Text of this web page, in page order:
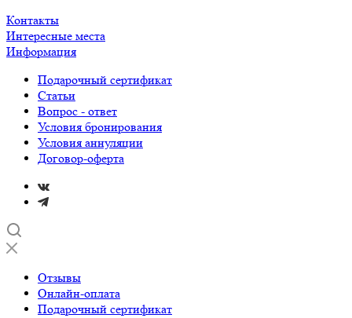
Контакты
Интересные места
Информация
Подарочный сертификат
Статьи
Вопрос - ответ
Условия бронирования
Условия аннуляции
Договор-оферта
Отзывы
Онлайн-оплата
Подарочный сертификат